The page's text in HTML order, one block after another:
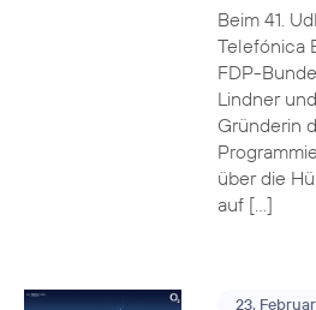
Beim 41.
Telefónica
FDP-
Lindner
Gründerin
über die
auf […]
23.